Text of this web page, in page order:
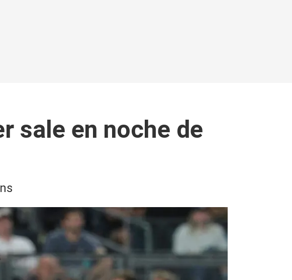
sale en noche de